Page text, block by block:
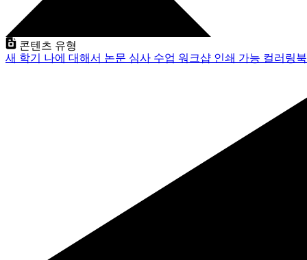
콘텐츠 유형
새 학기 나에 대해서 논문 심사 수업 워크샵 인쇄 가능 컬러링북